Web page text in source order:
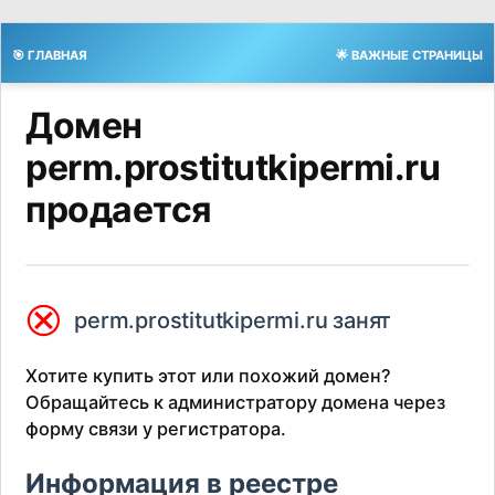
🎯 ГЛАВНАЯ 🌟 ВАЖНЫЕ СТРАНИЦЫ
Домен
perm.prostitutkipermi.ru
продается
⮿ perm.prostitutkipermi.ru занят
Хотите купить этот или похожий домен?
Обращайтесь к администратору домена через
форму связи у регистратора.
Информация в реестре